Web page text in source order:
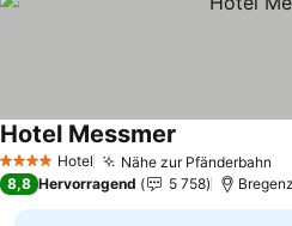
4 Sterne Hotel Nähe zur Pfänderbahn
Hotel Messmer
8,8 Hervorragend 5 758 Bregenz